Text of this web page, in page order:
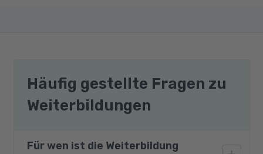
Häufig gestellte Fragen zu
Weiterbildungen
Für wen ist die Weiterbildung